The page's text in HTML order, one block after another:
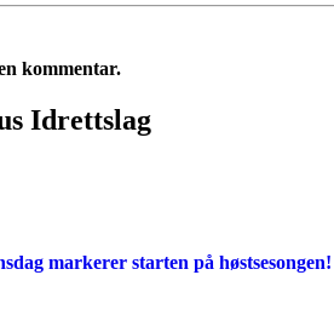
kommentar.
Idrettslag
markerer starten på høstsesongen!